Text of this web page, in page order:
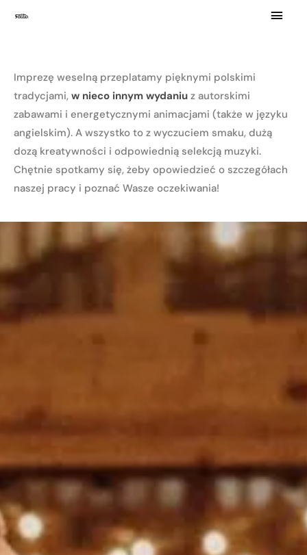
Imprezę weselną przeplatamy pięknymi polskimi
tradycjami, w nieco innym wydaniu z autorskimi
zabawami i energetycznymi animacjami (także w języku
angielskim). A wszystko to z wyczuciem smaku, dużą
dozą kreatywności i odpowiednią selekcją muzyki.
Chętnie spotkamy się, żeby opowiedzieć o szczegółach
naszej pracy i poznać Wasze oczekiwania!